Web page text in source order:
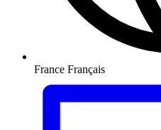
France Français